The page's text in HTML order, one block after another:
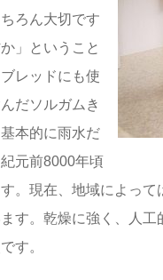
ろん大切です
」ということ
レッドにも使
だソルガムき
本的に雨水だ
元前8000年頃
。現在、地域によっ
す。乾燥に強く、人
す。